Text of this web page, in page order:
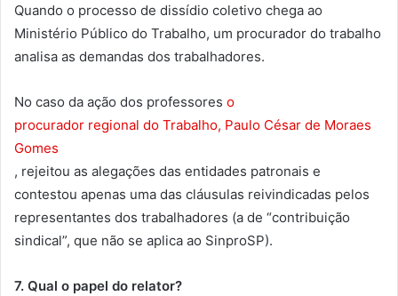
Quando o processo de dissídio coletivo chega ao
Ministério Público do Trabalho, um procurador do trabalho
analisa as demandas dos trabalhadores.
No caso da ação dos professores o
procurador regional do Trabalho, Paulo César de Moraes
Gomes
, rejeitou as alegações das entidades patronais e
contestou apenas uma das cláusulas reivindicadas pelos
representantes dos trabalhadores (a de “contribuição
sindical”, que não se aplica ao SinproSP).
7. Qual o papel do relator?